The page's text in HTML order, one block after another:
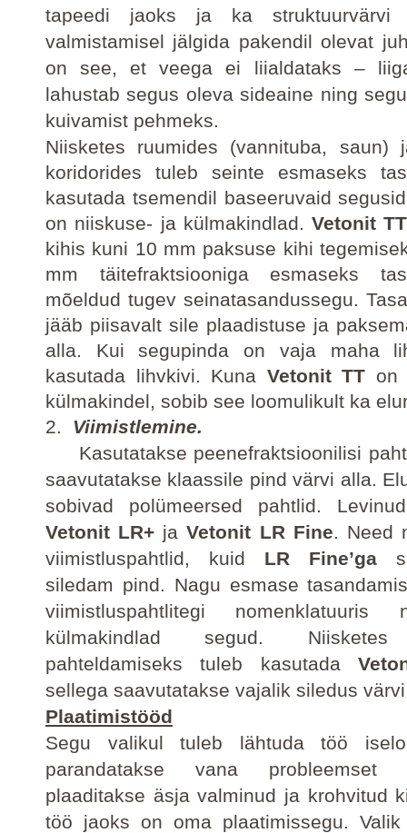
tapeedi jaoks ja ka struktuurvärvi
valmistamisel jälgida pakendil olevat
on see, et veega ei liialdataks –
lahustab segus oleva sideaine ning
kuivamist pehmeks.
Niisketes ruumides (vannituba, saun)
koridorides tuleb seinte esmaseks
kasutada tsemendil baseeruvaid
on niiskuse- ja külmakindlad.Vetonit TT
kihis kuni 10 mm paksuse kihi
mm täitefraktsiooniga esmaseks
mõeldud tugev seinatasandussegu.
jääb piisavalt sile plaadistuse ja
alla. Kui segupinda on vaja maha
kasutada lihvkivi. Kuna Vetonit TT on
külmakindel, sobib see loomulikult ka
2.
Viimistlemine.
Kasutatakse peenefraktsioonilisi
saavutatakse klaassile pind värvi alla.
sobivad polümeersed pahtlid.
Vetonit LR+ jaVetonit LR Fine. Need
viimistluspahtlid, kuid LR Fine’ga
siledam pind. Nagu esmase
viimistluspahtlitegi
külmakindlad segud. Niisketes
pahteldamiseks tuleb kasutada
sellega saavutatakse vajalik siledus
Plaatimistööd
Segu valikul tuleb lähtuda töö
parandatakse vana
plaaditakse äsja valminud ja krohvitud
töö jaoks on oma plaatimissegu.